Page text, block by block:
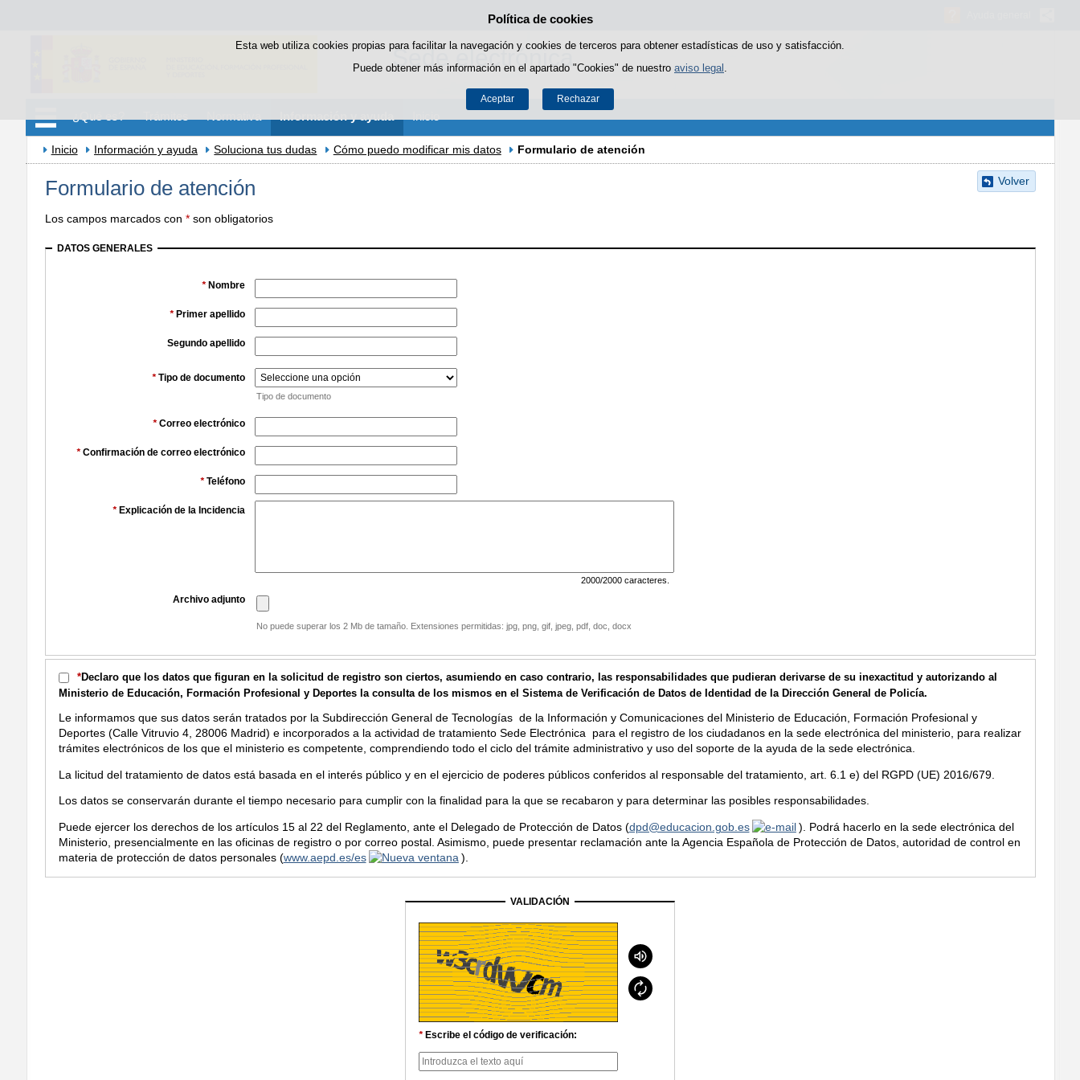
Política de cookies
Esta web utiliza cookies propias para facilitar la navegación y cookies de terceros para obtener estadísticas de uso y satisfacción.
Puede obtener más información en el apartado "Cookies" de nuestro aviso legal
Aceptar Rechazar
Saltar al contenido
Sede electrónica
Inicio Información y ayuda Soluciona tus dudas Cómo puedo modificar mis datos Formulario de atención
Volver
Formulario de atención
Los campos marcados con *son obligatorios
DATOS GENERALES
* Nombre
* Primer apellido
Segundo apellido
* Tipo de documento
Tipo de documento
* Correo electrónico
* Confirmación de correo electrónico
* Teléfono
* Explicación de la Incidencia
2000/2000 caracteres.
Archivo adjunto
No puede superar los 2 Mb de tamaño. Extensiones permitidas: jpg, png, gif, jpeg, pdf, doc, docx
*Declaro que los datos que figuran en la solicitud de registro son ciertos, asumiendo en caso contrario, las responsabilidades que pudieran derivarse de su inexactitud y autorizando al
Ministerio de Educación, Formación Profesional y Deportes la consulta de los mismos en el Sistema de Verificación de Datos de Identidad de la Dirección General de Policía.
Le informamos que sus datos serán tratados por la Subdirección General de Tecnologías de la Información y Comunicaciones del Ministerio de Educación, Formación Profesional y
Deportes (Calle Vitruvio 4, 28006 Madrid) e incorporados a la actividad de tratamiento Sede Electrónica para el registro de los ciudadanos en la sede electrónica del ministerio, para realizar
trámites electrónicos de los que el ministerio es competente, comprendiendo todo el ciclo del trámite administrativo y uso del soporte de la ayuda de la sede electrónica.
La licitud del tratamiento de datos está basada en el interés público y en el ejercicio de poderes públicos conferidos al responsable del tratamiento, art. 6.1 e) del RGPD (UE) 2016/679.
Los datos se conservarán durante el tiempo necesario para cumplir con la finalidad para la que se recabaron y para determinar las posibles responsabilidades.
Puede ejercer los derechos de los artículos 15 al 22 del Reglamento, ante el Delegado de Protección de Datos (dpd@educacion.gob.es
). Podrá hacerlo en la sede electrónica del
Ministerio, presencialmente en las oficinas de registro o por correo postal. Asimismo, puede presentar reclamación ante la Agencia Española de Protección de Datos, autoridad de control en
materia de protección de datos personales (www.aepd.es/es ).
VALIDACIÓN
* Escribe el código de verificación: